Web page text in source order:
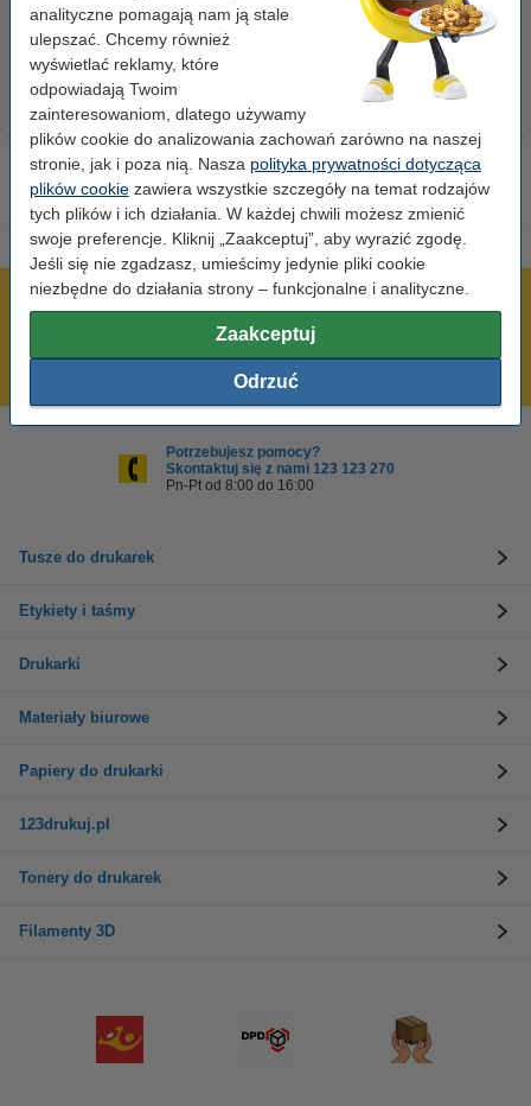
analityczne pomagają nam ją stale
ulepszać. Chcemy również
wyświetlać reklamy, które
odpowiadają Twoim
zainteresowaniom, dlatego używamy
plików cookie do analizowania zachowań zarówno na naszej
stronie, jak i poza nią. Nasza polityka prywatności dotycząca
plików cookie zawiera wszystkie szczegóły na temat rodzajów
tych plików i ich działania. W każdej chwili możesz zmienić
swoje preferencje. Kliknij „Zaakceptuj”, aby wyrazić zgodę.
Jeśli się nie zgadzasz, umieścimy jedynie pliki cookie
niezbędne do działania strony – funkcjonalne i analityczne.
Zaakceptuj
Odrzuć
19,90 zł z VAT 9,90 zł z VAT
600 tysięcy zadowolonych klientów
Potrzebujesz pomocy?
Skontaktuj się z nami 123 123 270
Pn-Pt od 8:00 do 16:00
Tusze do drukarek
Etykiety i taśmy
Drukarki
Materiały biurowe
Papiery do drukarki
123drukuj.pl
Tonery do drukarek
Filamenty 3D